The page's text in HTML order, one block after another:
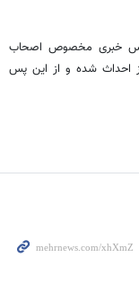
خبری مخصوص اصحاب
واحدی با فضای سبز احداث شده و از این پس